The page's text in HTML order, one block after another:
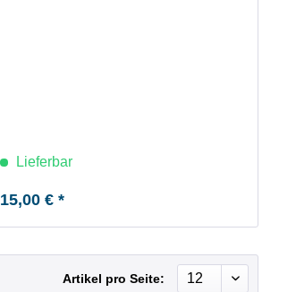
Lieferbar
15,00 € *
Artikel pro Seite: